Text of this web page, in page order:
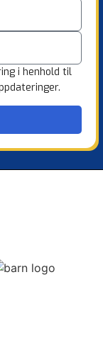
i henhold til